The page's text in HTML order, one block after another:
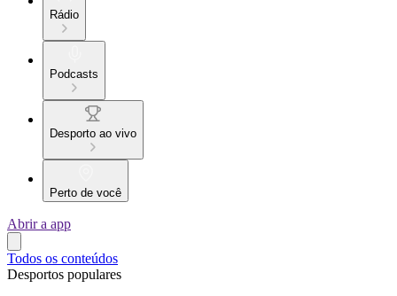
Rádio
Podcasts
Desporto ao vivo
Perto de você
Abrir a app
Todos os conteúdos
Desportos populares